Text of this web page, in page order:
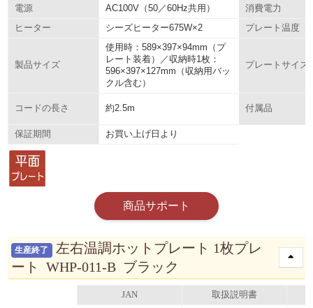
電源 AC100V（50／60Hz共用）
消費電力
ヒーター
シーズヒーター675W×2 プレート温度
製品サイズ
使用時：589×397×94mm（プ
レート装着）／収納時1枚：
596×397×127mm（収納用バッ
クル含む）
プレートサイズ
コードの長さ 約2.5m 付属品
保証期間 お買い上げ日より
商品サポート
生産終了
左右温調ホットプレート 1枚プレ
ート WHP-011-B ブラック
JAN 取扱説明書